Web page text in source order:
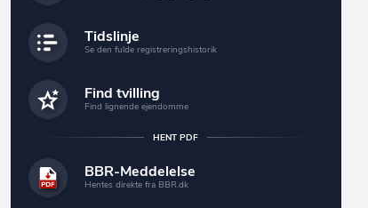
Tidslinje
Se den fulde registreringshistorik
Find tvilling
Find lignende ejendomme
HENT PDF
BBR-Meddelelse
Hentes direkte fra BBR.dk